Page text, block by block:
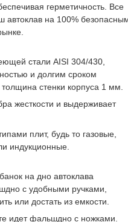
герметичность. Все
автоклав на 100%
стали AISI 304/430,
и долгим сроком
стенки корпуса 1 мм.
жесткости и выдерживает
плит, будь то газовые,
индукционные.
на дно автоклава
с удобными ручками,
или достать из емкости.
идет фальшдно с ножками.